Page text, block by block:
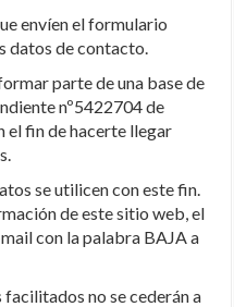
envíen el formulario
datos de contacto.
parte de una base de
nº5422704 de
el fin de hacerte llegar
se utilicen con este fin.
de este sitio web, el
con la palabra BAJA a
no se cederán a